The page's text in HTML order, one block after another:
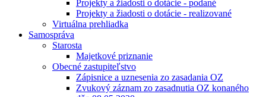
Projekty a žiadosti o dotácie - podané
Projekty a žiadosti o dotácie - realizované
Virtuálna prehliadka
Samospráva
Starosta
Majetkové priznanie
Obecné zastupiteľstvo
Zápisnice a uznesenia zo zasadania OZ
Zvukový záznam zo zasadnutia OZ konaného